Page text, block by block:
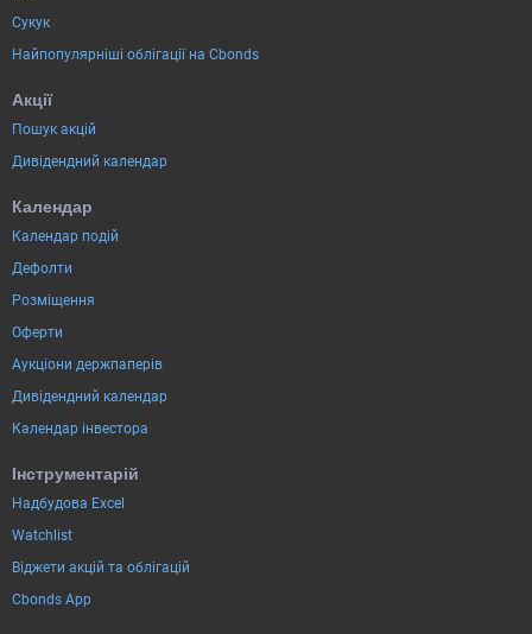
Сукук
Найпопулярніші облігації на Cbonds
Акції
Пошук акцій
Дивідендний календар
Календар
Календар подій
Дефолти
Розміщення
Оферти
Аукціони держпаперів
Дивідендний календар
Календар інвестора
Інструментарій
Надбудова Excel
Watchlist
Віджети акцій та облігацій
Cbonds App